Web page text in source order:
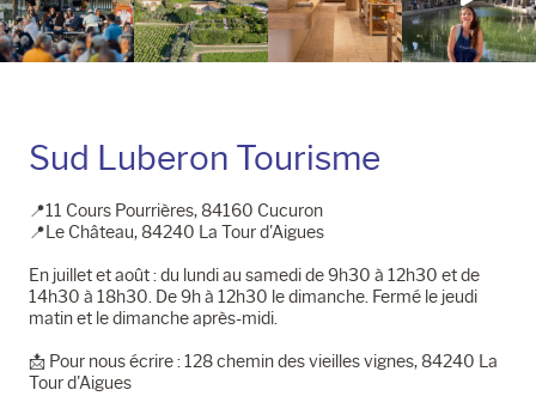
Sud Luberon Tourisme
📍11 Cours Pourrières, 84160 Cucuron
📍Le Château, 84240 La Tour d'Aigues
En juillet et août : du lundi au samedi de 9h30 à 12h30 et de
14h30 à 18h30. De 9h à 12h30 le dimanche. Fermé le jeudi
matin et le dimanche après-midi.
📩​ Pour nous écrire : 128 chemin des vieilles vignes, 84240 La
Tour d'Aigues